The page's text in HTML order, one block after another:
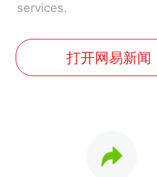
services.
打开网易新闻